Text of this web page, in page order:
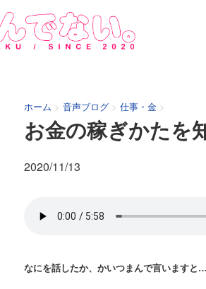
ホーム > 音声ブログ > 仕事・金 >
お金の稼ぎかたを
2020/11/13
なにを話したか、かいつまんで言います